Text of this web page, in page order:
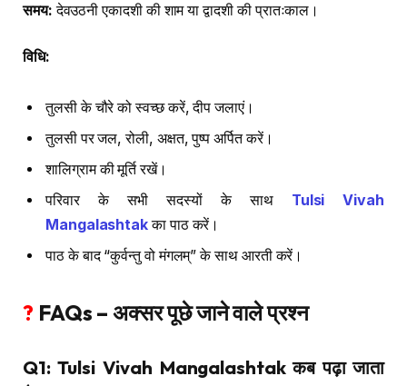
समय: देवउठनी एकादशी की शाम या द्वादशी की प्रातःकाल।
विधि:
तुलसी के चौरे को स्वच्छ करें, दीप जलाएं।
तुलसी पर जल, रोली, अक्षत, पुष्प अर्पित करें।
शालिग्राम की मूर्ति रखें।
परिवार के सभी सदस्यों के साथ Tulsi Vivah
Mangalashtakका पाठ करें।
पाठ के बाद “कुर्वन्तु वो मंगलम्” के साथ आरती करें।
? FAQs – अक्सर पूछे जाने वाले प्रश्न
Q1: Tulsi Vivah Mangalashtak कब पढ़ा जाता